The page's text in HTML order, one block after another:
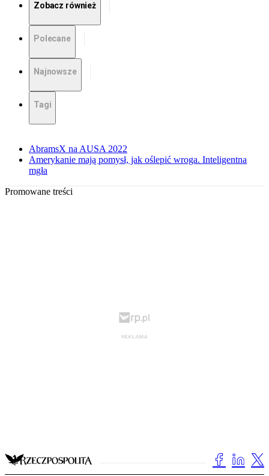
Zobacz również
Polecane
Najnowsze
Tagi
AbramsX na AUSA 2022
Amerykanie mają pomysł, jak oślepić wroga. Inteligentna
mgła
Promowane treści